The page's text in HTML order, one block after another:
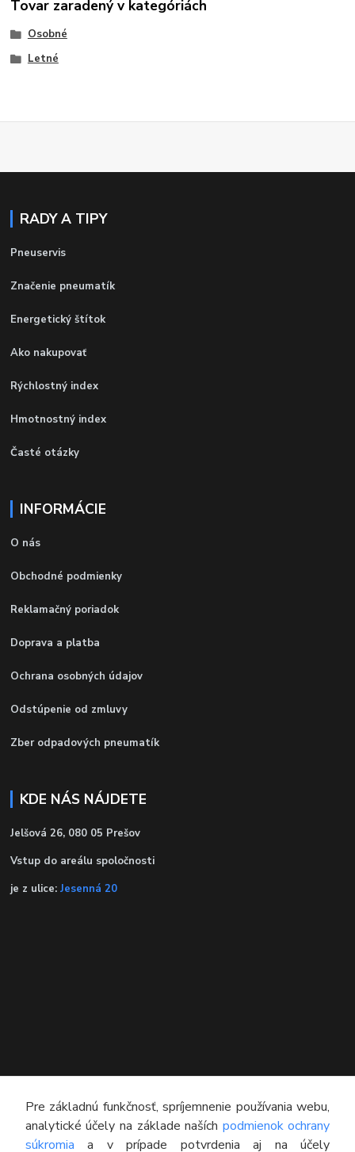
Tovar zaradený v kategóriách
Osobné
Letné
RADY A TIPY
Pneuservis
Značenie pneumatík
Energetický štítok
Ako nakupovať
Rýchlostný index
Hmotnostný index
Časté otázky
INFORMÁCIE
O nás
Obchodné podmienky
Reklamačný poriadok
Doprava a platba
Ochrana osobných údajov
Odstúpenie od zmluvy
Zber odpadových pneumatík
KDE NÁS NÁJDETE
Jelšová 26, 080 05 Prešov
Vstup do areálu spoločnosti
je z ulice: Jesenná 20
KONTAKT
Technický poradca
Pre základnú funkčnosť, spríjemnenie používania webu,
analytické účely na základe naších podmienok ochrany
súkromia a v prípade potvrdenia aj na účely